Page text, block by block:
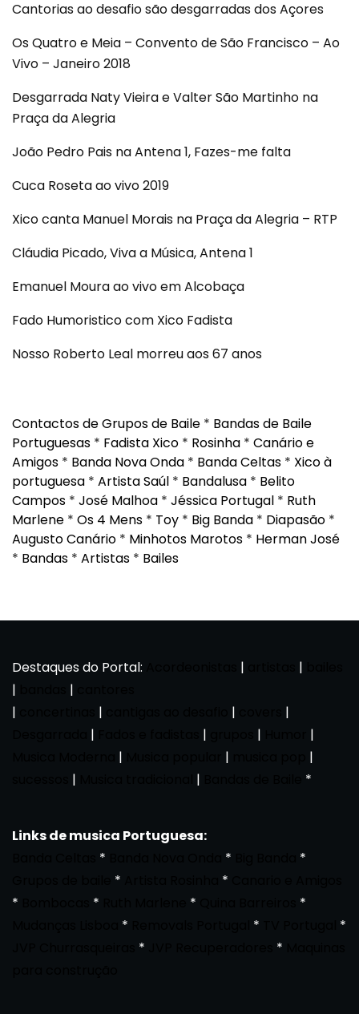
Cantorias ao desafio são desgarradas dos Açores
Os Quatro e Meia – Convento de São Francisco – Ao
Vivo – Janeiro 2018
Desgarrada Naty Vieira e Valter São Martinho na
Praça da Alegria
João Pedro Pais na Antena 1, Fazes-me falta
Cuca Roseta ao vivo 2019
Xico canta Manuel Morais na Praça da Alegria – RTP
Cláudia Picado, Viva a Música, Antena 1
Emanuel Moura ao vivo em Alcobaça
Fado Humoristico com Xico Fadista
Nosso Roberto Leal morreu aos 67 anos
Contactos de Grupos de Baile * Bandas de Baile
Portuguesas * Fadista Xico * Rosinha * Canário e
Amigos * Banda Nova Onda * Banda Celtas * Xico à
portuguesa * Artista Saúl * Bandalusa * Belito
Campos * José Malhoa * Jéssica Portugal * Ruth
Marlene * Os 4 Mens * Toy * Big Banda * Diapasão *
Augusto Canário * Minhotos Marotos * Herman José
* Bandas * Artistas * Bailes
Destaques do Portal: | |
|
|
|
| |
|
| | |
|
| |
|
| | *
Links de musica Portuguesa:
* *
*
* *
*
* *
*
* *
*
* *